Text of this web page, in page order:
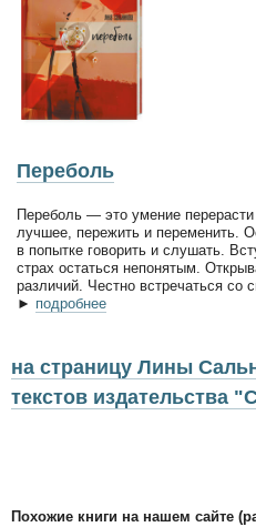
Переболь
Переболь — это умение
лучшее, пережить и переменить.
в попытке говорить и слушать.
страх остаться непонятым.
различий. Честно встречаться со
► подробнее
на страницу Лины
текстов издательства
Похожие книги на нашем сайте